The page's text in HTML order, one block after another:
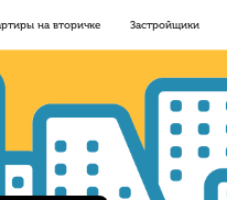
на вторичке Застройщики